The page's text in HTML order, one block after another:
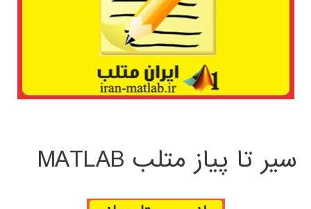
سیر تا پیاز متلب MATLAB